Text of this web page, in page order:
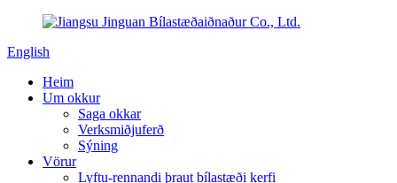
English
Heim
Um okkur
Saga okkar
Verksmiðjuferð
Sýning
Vörur
Lyftu-rennandi þraut bílastæði kerfi